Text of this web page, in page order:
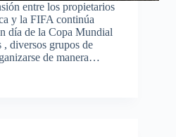
entre los propietarios
y la FIFA continúa
día de la Copa Mundial
diversos grupos de
de manera…